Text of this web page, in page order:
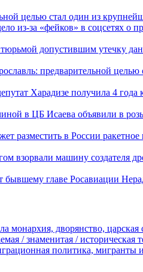
целью стал один из
из-за «фейков» в соцсетях о
допустившим утечку
предварительной
Харадизе получила 4
в ЦБ Исаева объявили в
разместить в России ракетное
взорвали машину создателя
бывшему главе Росавиации
монархия, дворянство, царская
/ знаменитая / историческая
политика, мигранты